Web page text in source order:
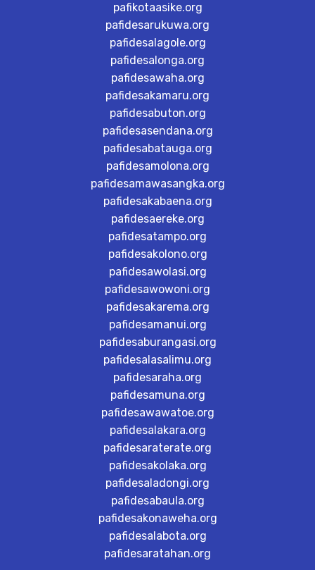
pafikotaasike.org
pafidesarukuwa.org
pafidesalagole.org
pafidesalonga.org
pafidesawaha.org
pafidesakamaru.org
pafidesabuton.org
pafidesasendana.org
pafidesabatauga.org
pafidesamolona.org
pafidesamawasangka.org
pafidesakabaena.org
pafidesaereke.org
pafidesatampo.org
pafidesakolono.org
pafidesawolasi.org
pafidesawowoni.org
pafidesakarema.org
pafidesamanui.org
pafidesaburangasi.org
pafidesalasalimu.org
pafidesaraha.org
pafidesamuna.org
pafidesawawatoe.org
pafidesalakara.org
pafidesaraterate.org
pafidesakolaka.org
pafidesaladongi.org
pafidesabaula.org
pafidesakonaweha.org
pafidesalabota.org
pafidesaratahan.org